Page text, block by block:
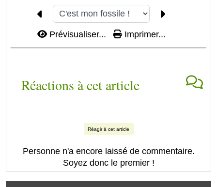
Prévisualiser... Imprimer...
Réactions à cet article
Réagir à cet article
Personne n'a encore laissé de commentaire.
Soyez donc le premier !